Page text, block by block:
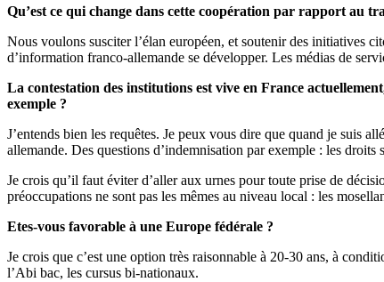
Qu’est ce qui change dans cette coopération par rapport au
Nous voulons susciter l’élan européen, et soutenir des initiatives
d’information franco-allemande se développer. Les médias de
La contestation des institutions est vive en France
exemple ?
J’entends bien les requêtes. Je peux vous dire que quand je suis
allemande. Des questions d’indemnisation par exemple : les
Je crois qu’il faut éviter d’aller aux urnes pour toute prise de
préoccupations ne sont pas les mêmes au niveau local : les
Etes-vous favorable à une Europe fédérale ?
Je crois que c’est une option très raisonnable à 20-30 ans, à
l’Abi bac, les cursus bi-nationaux.